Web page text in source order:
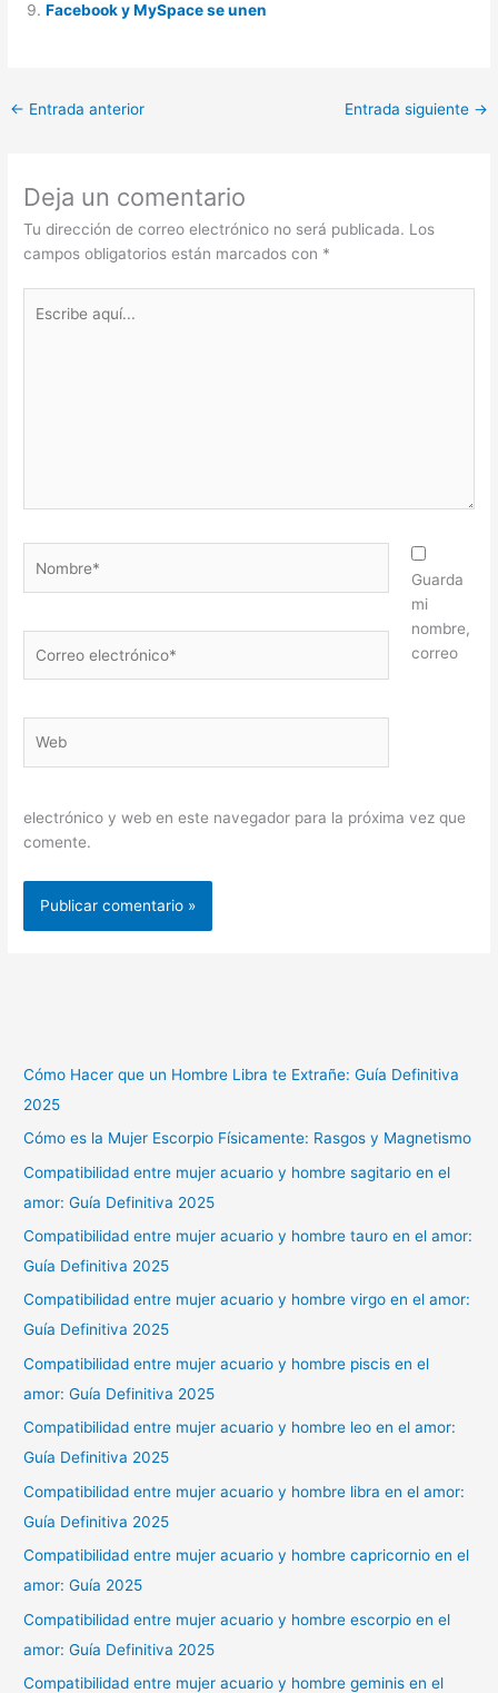
Facebook y MySpace se unen
← Entrada anterior Entrada siguiente →
Deja un comentario
Tu dirección de correo electrónico no será publicada. Los
campos obligatorios están marcados con *
aquí...
electrónico*
Guarda
mi
nombre,
correo
electrónico y web en este navegador para la próxima vez que
comente.
Cómo Hacer que un Hombre Libra te Extrañe: Guía Definitiva
2025
Cómo es la Mujer Escorpio Físicamente: Rasgos y Magnetismo
Compatibilidad entre mujer acuario y hombre sagitario en el
amor: Guía Definitiva 2025
Compatibilidad entre mujer acuario y hombre tauro en el amor:
Guía Definitiva 2025
Compatibilidad entre mujer acuario y hombre virgo en el amor:
Guía Definitiva 2025
Compatibilidad entre mujer acuario y hombre piscis en el
amor: Guía Definitiva 2025
Compatibilidad entre mujer acuario y hombre leo en el amor:
Guía Definitiva 2025
Compatibilidad entre mujer acuario y hombre libra en el amor:
Guía Definitiva 2025
Compatibilidad entre mujer acuario y hombre capricornio en el
amor: Guía 2025
Compatibilidad entre mujer acuario y hombre escorpio en el
amor: Guía Definitiva 2025
Compatibilidad entre mujer acuario y hombre geminis en el